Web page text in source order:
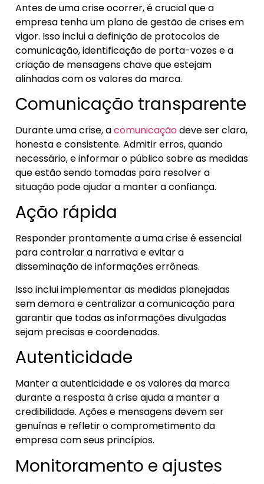
Antes de uma crise ocorrer, é crucial que a
empresa tenha um plano de gestão de crises em
vigor. Isso inclui a definição de protocolos de
comunicação, identificação de porta-vozes e a
criação de mensagens chave que estejam
alinhadas com os valores da marca.
Comunicação transparente
Durante uma crise, acomunicação deve ser clara,
honesta e consistente. Admitir erros, quando
necessário, e informar o público sobre as medidas
que estão sendo tomadas para resolver a
situação pode ajudar a manter a confiança.
Ação rápida
Responder prontamente a uma crise é essencial
para controlar a narrativa e evitar a
disseminação de informações errôneas.
Isso inclui implementar as medidas planejadas
sem demora e centralizar a comunicação para
garantir que todas as informações divulgadas
sejam precisas e coordenadas.
Autenticidade
Manter a autenticidade e os valores da marca
durante a resposta à crise ajuda a manter a
credibilidade. Ações e mensagens devem ser
genuínas e refletir o comprometimento da
empresa com seus princípios.
Monitoramento e ajustes